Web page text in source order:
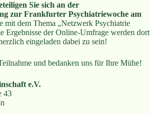
Sie sich an der
zur Frankfurter Psychiatriewoche am
mit dem Thema „Netzwerk Psychiatrie
Ergebnisse der Online-Umfrage werden dort
eingeladen dabei zu sein!
und bedanken uns für Ihre Mühe!
e.V.
43